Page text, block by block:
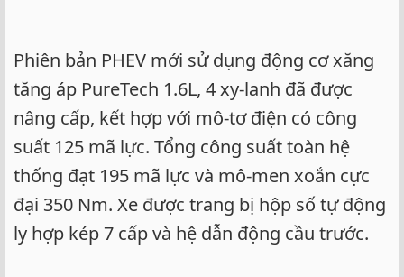
Phiên bản PHEV mới sử dụng động cơ xăng
tăng áp PureTech 1.6L, 4 xy-lanh đã được
nâng cấp, kết hợp với mô-tơ điện có công
suất 125 mã lực. Tổng công suất toàn hệ
thống đạt 195 mã lực và mô-men xoắn cực
đại 350 Nm. Xe được trang bị hộp số tự động
ly hợp kép 7 cấp và hệ dẫn động cầu trước.